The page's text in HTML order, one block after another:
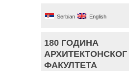
Serbian English
180 ГОДИНА
АРХИТЕКТОНСКОГ
ФАКУЛТЕТА